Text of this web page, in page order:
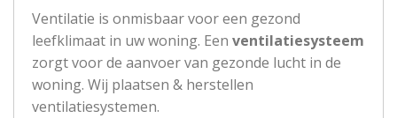
Ventilatie is onmisbaar voor een gezond
leefklimaat in uw woning. Een ventilatiesysteem
zorgt voor de aanvoer van gezonde lucht in de
woning. Wij plaatsen & herstellen
ventilatiesystemen.